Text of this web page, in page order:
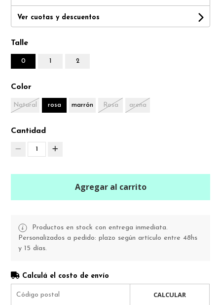
Ver cuotas y descuentos
Talle
0 1 2
Color
Natural rosa marrón Rosa arena
Cantidad
1
Agregar al carrito
Productos en stock con entrega inmediata.
Personalizados a pedido: plazo según artículo entre 48hs
y 15 días.
Calculá el costo de envío
CALCULAR